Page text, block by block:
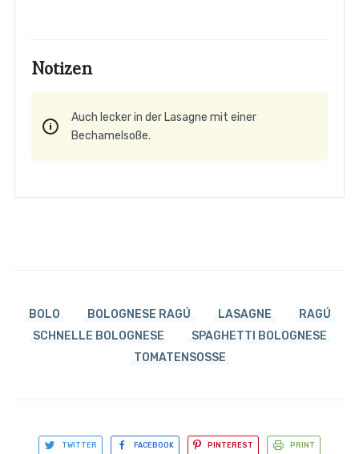
Notizen
Auch lecker in der Lasagne mit einer
Bechamelsoße.
BOLO BOLOGNESE RAGÚ LASAGNE
RAGÚ
SCHNELLE BOLOGNESE
SPAGHETTI BOLOGNESE
TOMATENSOSSE
TWITTER FACEBOOK PINTEREST PRINT